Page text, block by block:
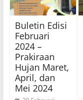
Buletin Edisi
Februari
2024 –
Prakiraan
Hujan Maret,
April, dan
Mei 2024